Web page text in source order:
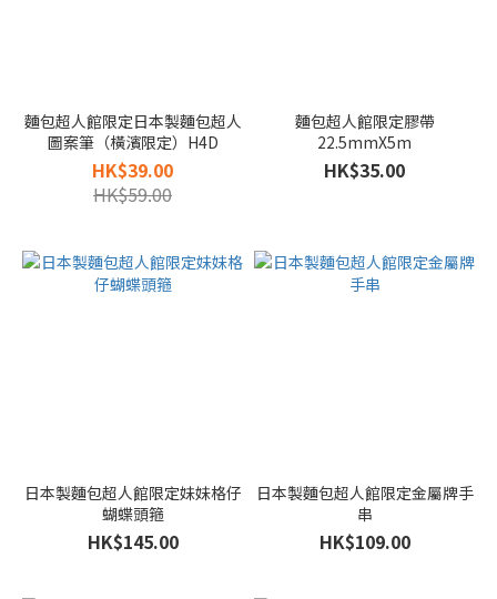
麵包超人館限定日本製麵包超人
圖案筆（橫濱限定）H4D
HK$39.00
HK$59.00
麵包超人館限定膠帶
22.5mmX5m
HK$35.00
日本製麵包超人館限定妹妹格仔
蝴蝶頭箍
HK$145.00
日本製麵包超人館限定金屬牌手
串
HK$109.00